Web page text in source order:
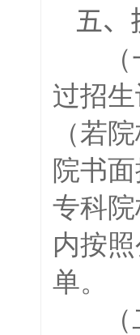
五、
过招
（若
院书
专科
内按
单。